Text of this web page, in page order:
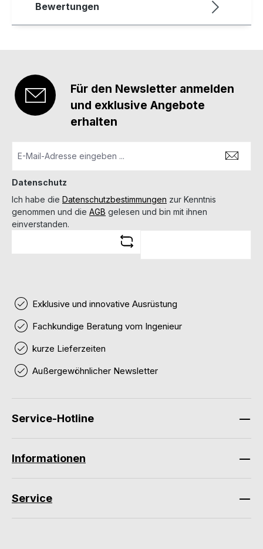
Bewertungen
Für den Newsletter anmelden
und exklusive Angebote
erhalten
Datenschutz
Ich habe die Datenschutzbestimmungen zur Kenntnis
genommen und die AGB gelesen und bin mit ihnen
einverstanden.
Exklusive und innovative Ausrüstung
Fachkundige Beratung vom Ingenieur
kurze Lieferzeiten
Außergewöhnlicher Newsletter
Service-Hotline
Informationen
Service